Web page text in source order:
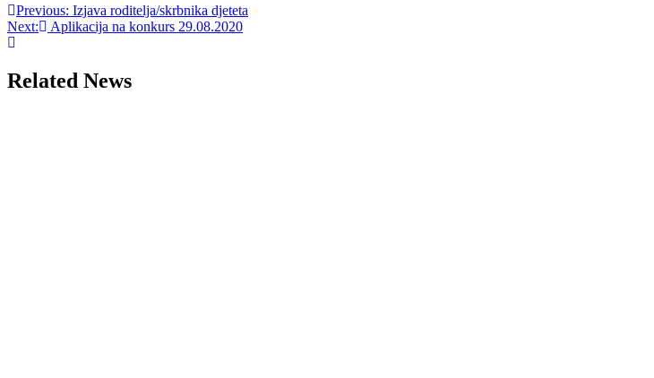
Post
navigation
Previous: Izjava roditelja/skrbnika djeteta
Next:
Aplikacija na konkurs 29.08.2020
Related News